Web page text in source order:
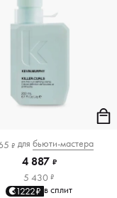
₽ для бьюти-мастера
4 887 ₽
5 430 ₽
1222₽ в сплит